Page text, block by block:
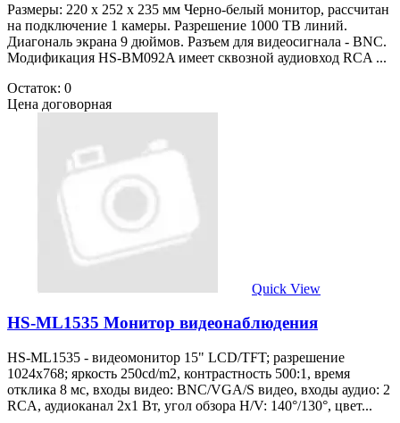
Размеры: 220 x 252 x 235 мм Черно-белый монитор, рассчитан
на подключение 1 камеры. Разрешение 1000 ТВ линий.
Диагональ экрана 9 дюймов. Разъем для видеосигнала - BNC.
Модификация HS-BM092A имеет сквозной аудиовход RCA ...
Остаток: 0
Цена договорная
Quick View
HS-ML1535 Монитор видеонаблюдения
HS-ML1535 - видеомонитор 15" LCD/TFT; разрешение
1024х768; яркость 250cd/m2, контрастность 500:1, время
отклика 8 мс, входы видео: BNC/VGA/S видео, входы аудио: 2
RCA, аудиоканал 2х1 Вт, угол обзора H/V: 140°/130°, цвет...